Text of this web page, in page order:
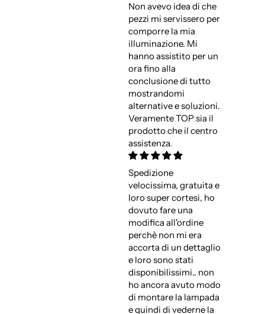
Non avevo idea di che
pezzi mi servissero per
comporre la mia
illuminazione. Mi
hanno assistito per un
ora fino alla
conclusione di tutto
mostrandomi
alternative e soluzioni.
Veramente TOP sia il
prodotto che il centro
assistenza.
Spedizione
velocissima, gratuita e
loro super cortesi, ho
dovuto fare una
modifica all'ordine
perchè non mi era
accorta di un dettaglio
e loro sono stati
disponibilissimi.. non
ho ancora avuto modo
di montare la lampada
e quindi di vederne la